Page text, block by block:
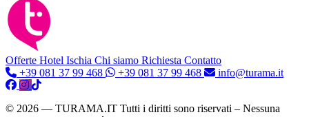
Offerte Hotel Ischia Chi siamo Richiesta Contatto
+39 081 37 99 468
+39 081 37 99 468 info@turama.it
© 2026 — TURAMA.IT Tutti i diritti sono riservati – Nessuna